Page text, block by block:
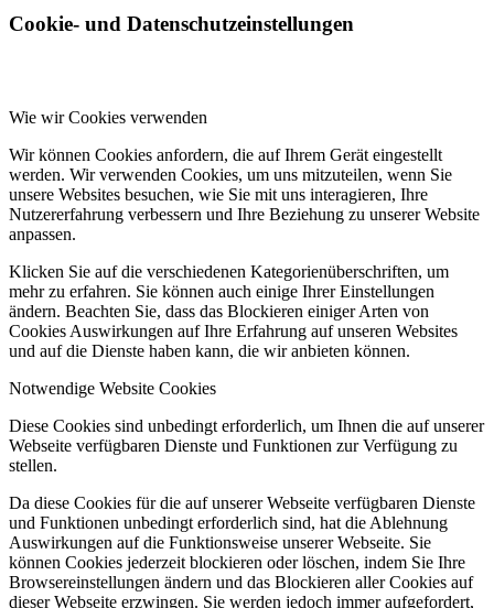
Cookie- und Datenschutzeinstellungen
Wie wir Cookies verwenden
Wir können Cookies anfordern, die auf Ihrem Gerät eingestellt
werden. Wir verwenden Cookies, um uns mitzuteilen, wenn Sie
unsere Websites besuchen, wie Sie mit uns interagieren, Ihre
Nutzererfahrung verbessern und Ihre Beziehung zu unserer Website
anpassen.
Klicken Sie auf die verschiedenen Kategorienüberschriften, um
mehr zu erfahren. Sie können auch einige Ihrer Einstellungen
ändern. Beachten Sie, dass das Blockieren einiger Arten von
Cookies Auswirkungen auf Ihre Erfahrung auf unseren Websites
und auf die Dienste haben kann, die wir anbieten können.
Notwendige Website Cookies
Diese Cookies sind unbedingt erforderlich, um Ihnen die auf unserer
Webseite verfügbaren Dienste und Funktionen zur Verfügung zu
stellen.
Da diese Cookies für die auf unserer Webseite verfügbaren Dienste
und Funktionen unbedingt erforderlich sind, hat die Ablehnung
Auswirkungen auf die Funktionsweise unserer Webseite. Sie
können Cookies jederzeit blockieren oder löschen, indem Sie Ihre
Browsereinstellungen ändern und das Blockieren aller Cookies auf
dieser Webseite erzwingen. Sie werden jedoch immer aufgefordert,